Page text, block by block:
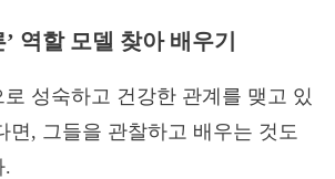
역할 모델 찾아 배우기
성숙하고 건강한 관계를 맺고 있
면, 그들을 관찰하고 배우는 것도
.